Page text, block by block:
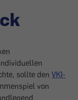
sollte den VKI-
von